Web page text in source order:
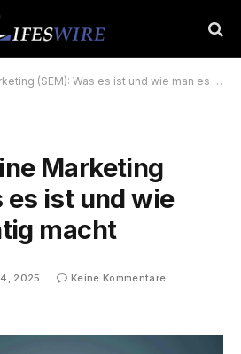
(SEM): Was es ist und wie man es richtig macht
Marketing
es ist und wie
macht
2025
Keine Kommentare